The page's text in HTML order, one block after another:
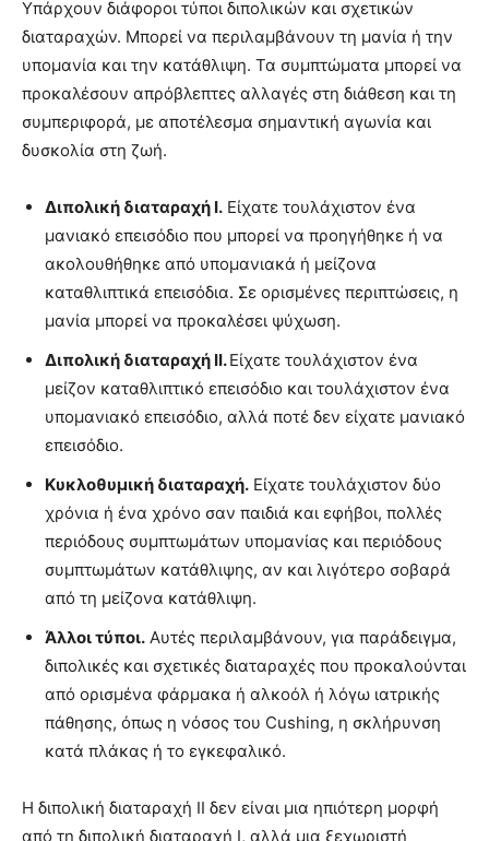
Υπάρχουν διάφοροι τύποι διπολικών και σχετικών
διαταραχών. Μπορεί να περιλαμβάνουν τη μανία ή την
υπομανία και την κατάθλιψη. Τα συμπτώματα μπορεί να
προκαλέσουν απρόβλεπτες αλλαγές στη διάθεση και τη
συμπεριφορά, με αποτέλεσμα σημαντική αγωνία και
δυσκολία στη ζωή.
Διπολική διαταραχή Ι. Είχατε τουλάχιστον ένα
μανιακό επεισόδιο που μπορεί να προηγήθηκε ή να
ακολουθήθηκε από υπομανιακά ή μείζονα
καταθλιπτικά επεισόδια. Σε ορισμένες περιπτώσεις, η
μανία μπορεί να προκαλέσει ψύχωση.
Διπολική διαταραχή ΙΙ.Είχατε τουλάχιστον ένα
μείζον καταθλιπτικό επεισόδιο και τουλάχιστον ένα
υπομανιακό επεισόδιο, αλλά ποτέ δεν είχατε μανιακό
επεισόδιο.
Κυκλοθυμική διαταραχή. Είχατε τουλάχιστον δύο
χρόνια ή ένα χρόνο σαν παιδιά και εφήβοι, πολλές
περιόδους συμπτωμάτων υπομανίας και περιόδους
συμπτωμάτων κατάθλιψης, αν και λιγότερο σοβαρά
από τη μείζονα κατάθλιψη.
Άλλοι τύποι. Αυτές περιλαμβάνουν, για παράδειγμα,
διπολικές και σχετικές διαταραχές που προκαλούνται
από ορισμένα φάρμακα ή αλκοόλ ή λόγω ιατρικής
πάθησης, όπως η νόσος του Cushing, η σκλήρυνση
κατά πλάκας ή το εγκεφαλικό.
Η διπολική διαταραχή ΙΙ δεν είναι μια ηπιότερη μορφή
από τη διπολική διαταραχή Ι, αλλά μια ξεχωριστή